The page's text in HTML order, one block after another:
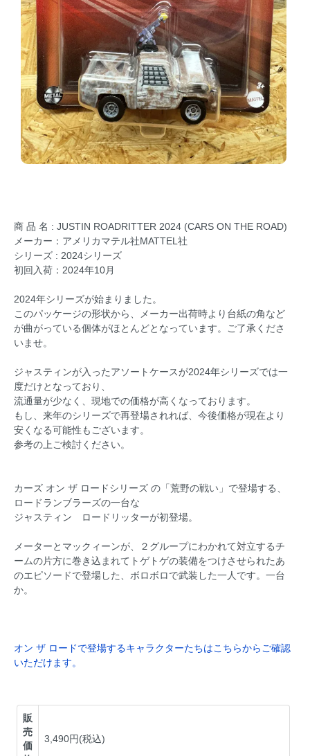
商 品 名 : JUSTIN ROADRITTER 2024 (CARS ON THE ROAD)
メーカー：アメリカマテル社MATTEL社
シリーズ : 2024シリーズ
初回入荷：2024年10月
2024年シリーズが始まりました。
このパッケージの形状から、メーカー出荷時より台紙の角など
が曲がっている個体がほとんどとなっています。ご了承くださ
いませ。
ジャスティンが入ったアソートケースが2024年シリーズでは一
度だけとなっており、
流通量が少なく、現地での価格が高くなっております。
もし、来年のシリーズで再登場されれば、今後価格が現在より
安くなる可能性もございます。
参考の上ご検討ください。
カーズ オン ザ ロードシリーズ の「荒野の戦い」で登場する、
ロードランブラーズの一台な
ジャスティン ロードリッターが初登場。
メーターとマックィーンが、２グループにわかれて対立するチ
ームの片方に巻き込まれてトゲトゲの装備をつけさせられたあ
のエピソードで登場した、ボロボロで武装した一人です。一台
か。
オン ザ ロードで登場するキャラクターたちはこちらからご確認
いただけます。
販
売
価
3,490円(税込)